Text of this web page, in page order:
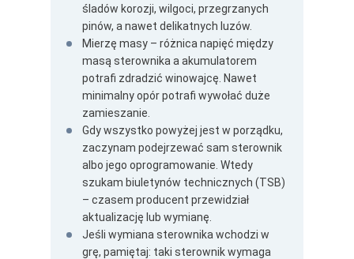
śladów korozji, wilgoci, przegrzanych
pinów, a nawet delikatnych luzów.
Mierzę masy – różnica napięć między
masą sterownika a akumulatorem
potrafi zdradzić winowajcę. Nawet
minimalny opór potrafi wywołać duże
zamieszanie.
Gdy wszystko powyżej jest w porządku,
zaczynam podejrzewać sam sterownik
albo jego oprogramowanie. Wtedy
szukam biuletynów technicznych (TSB)
– czasem producent przewidział
aktualizację lub wymianę.
Jeśli wymiana sterownika wchodzi w
grę, pamiętaj: taki sterownik wymaga